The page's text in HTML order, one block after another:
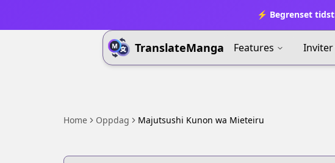
⚡ Begrenset
TranslateManga Features
Home Oppdag Majutsushi Kunon wa Mieteiru